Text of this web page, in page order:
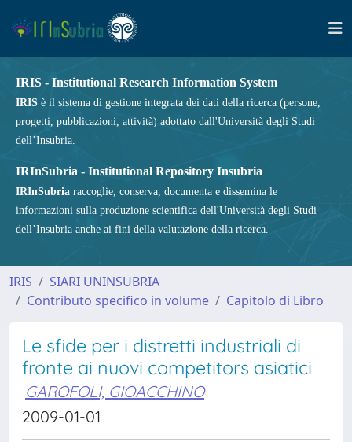
IRIS - Institutional Research Information System
IRIS è il sistema di gestione integrata dei dati della ricerca (persone,
progetti, pubblicazioni, attività) adottato dall'Università degli Studi
dell’Insubria.
IRInSubria - Institutional Repository Insubria
IRInSubria raccoglie, conserva, documenta e dissemina le
informazioni sulla produzione scientifica dell'Università degli Studi
dell’Insubria anche ai fini della valutazione della ricerca.
IRIS
SIARI UNINSUBRIA
Contributo specifico in volume
Capitolo di Libro
Le sfide per i distretti industriali di
fronte ai nuovi competitors asiatici
GAROFOLI, GIOACCHINO
2009-01-01